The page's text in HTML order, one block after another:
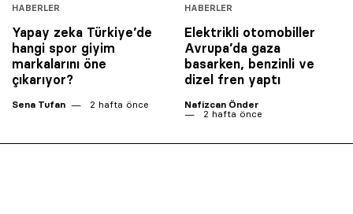
HABERLER
Yapay zeka Türkiye’de
hangi spor giyim
markalarını öne
çıkarıyor?
Sena Tufan 2 hafta önce
HABERLER
Elektrikli otomobiller
Avrupa’da gaza
basarken, benzinli ve
dizel fren yaptı
Nafizcan Önder
2 hafta önce